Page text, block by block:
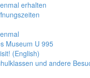
erhalten
Museum U 995
(English)
und andere